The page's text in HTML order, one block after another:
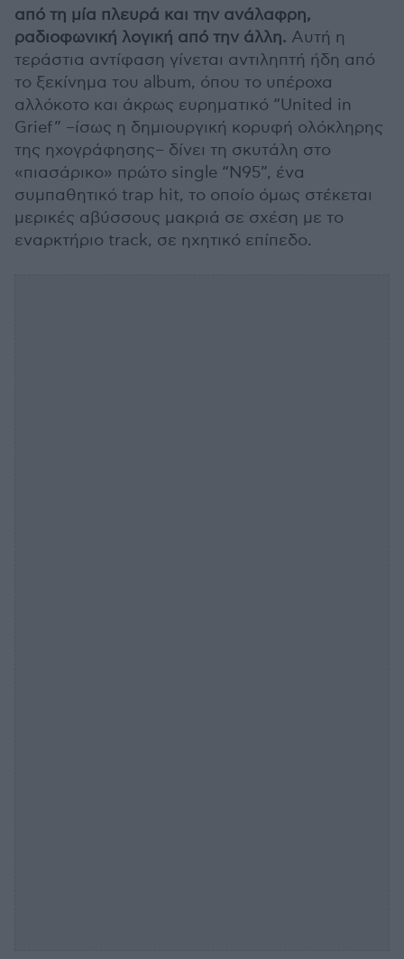
από τη μία πλευρά και την ανάλαφρη,
ραδιοφωνική λογική από την άλλη. Αυτή η
τεράστια αντίφαση γίνεται αντιληπτή ήδη από
το ξεκίνημα του album, όπου το υπέροχα
αλλόκοτο και άκρως ευρηματικό “United in
Grief” –ίσως η δημιουργική κορυφή ολόκληρης
της ηχογράφησης– δίνει τη σκυτάλη στο
«πιασάρικο» πρώτο single “N95”, ένα
συμπαθητικό trap hit, το οποίο όμως στέκεται
μερικές αβύσσους μακριά σε σχέση με το
εναρκτήριο track, σε ηχητικό επίπεδο.